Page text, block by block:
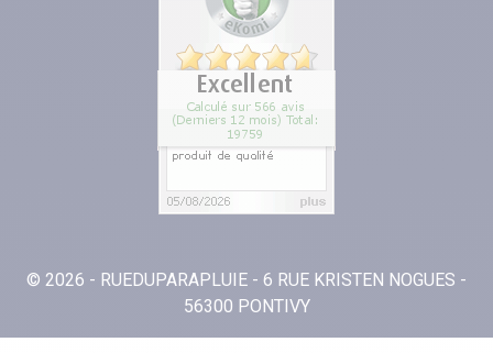
© 2026 - RUEDUPARAPLUIE - 6 RUE KRISTEN NOGUES -
56300 PONTIVY